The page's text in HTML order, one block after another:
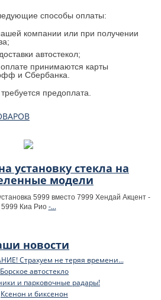
способы оплаты:
компании или при получении
автостекол;
принимаются карты
и Сбербанка.
предоплата.
установку стекла на
модели
5999 вместо 7999 Хендай Акцент -
5999 Киа Рио -...
новости
Страхуем не теряя времени...
Борское автостекло
и парковочные радары!
Ксенон и биксенон